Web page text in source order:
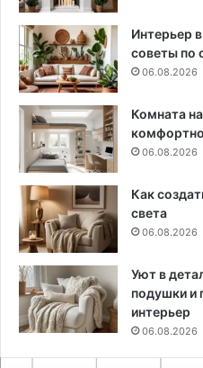
Интерьер
советы по
06.08.2026
Комната
06.08.2026
Как
света
06.08.2026
Уют в
подушки и
интерьер
06.08.2026